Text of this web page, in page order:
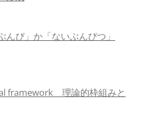
んぴ」か「ないぶんぴつ」
framework 理論的枠組みと